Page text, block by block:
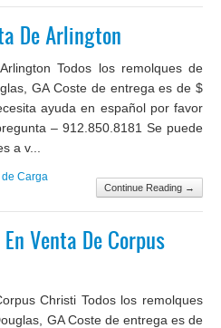
De Arlington
Todos los remolques de
GA Coste de entrega es de $
ayuda en español por favor
– 912.850.8181 Se puede
a v...
Continue Reading →
Carga
Venta De Corpus
Christi Todos los remolques
GA Coste de entrega es de